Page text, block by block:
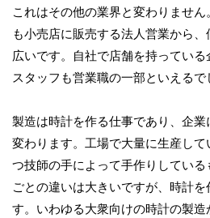
これはその他の業界と変わりませ
も小売店に販売する法人営業から
広いです。自社で店舗を持ってい
スタッフも営業職の一部といえるで
製造は時計を作る仕事であり、企
変わります。工場で大量に生産し
つ技師の手によって手作りしてい
ごとの違いは大きいですが、時計
す。いわゆる大衆向けの時計の製